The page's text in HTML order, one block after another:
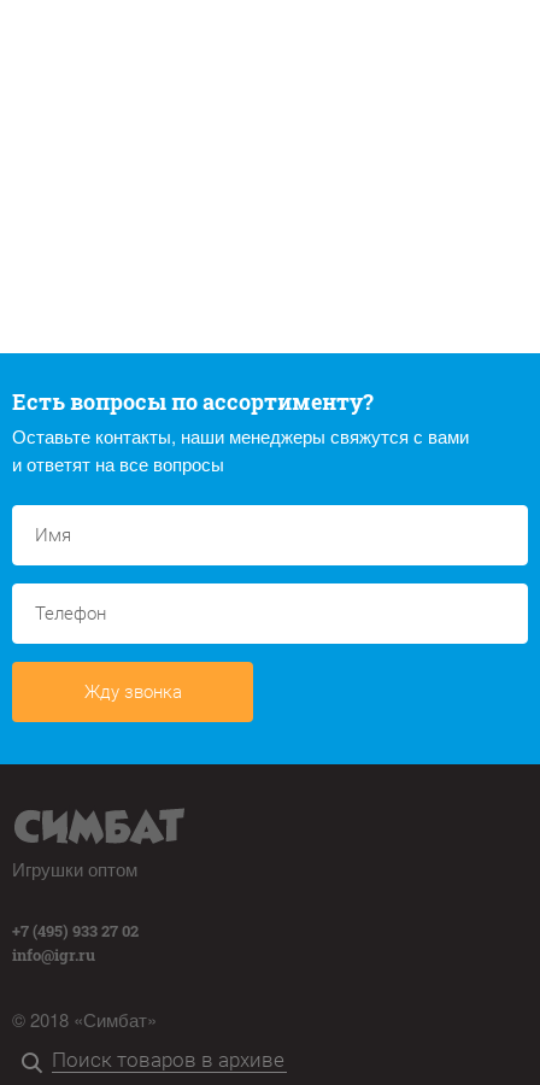
Есть вопросы по ассортименту?
Оставьте контакты, наши менеджеры свяжутся с вами
и ответят на все вопросы
Жду звонка
Игрушки оптом
+7 (495) 933 27 02
info@igr.ru
© 2018 «Симбат»